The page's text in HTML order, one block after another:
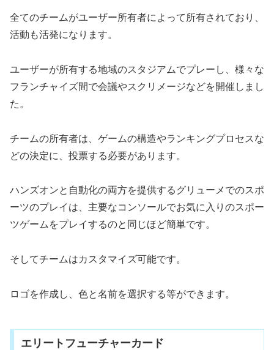
全てのチームがユーザー所有者によって所有されており、
活動も活発になります。
ユーザーが所有する地域のスタジアムでプレーし、様々な
フランチャイズ間で会議やスクリメージなどを開催しまし
た。
チームの所有者は、ゲームの構造やランキングプロセスな
どの決定に、投票する必要があります。
ハンズオンと自動化の両方を提供するグリューメでのスポ
ーツのプレイは、主要なコンソールでお気に入りのスポー
ツゲームをプレイするのと同じほど簡単です。
そしてチームはカスタマイズ可能です。
ロゴを作成し、色と名前を選択する等ができます。
エリートフューチャーカード